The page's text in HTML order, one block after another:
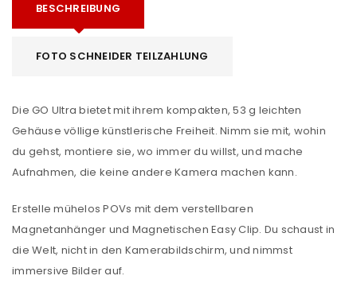
BESCHREIBUNG
FOTO SCHNEIDER TEILZAHLUNG
Die GO Ultra bietet mit ihrem kompakten, 53 g leichten
Gehäuse völlige künstlerische Freiheit. Nimm sie mit, wohin
du gehst, montiere sie, wo immer du willst, und mache
Aufnahmen, die keine andere Kamera machen kann.
Erstelle mühelos POVs mit dem verstellbaren
Magnetanhänger und Magnetischen Easy Clip. Du schaust in
die Welt, nicht in den Kamerabildschirm, und nimmst
immersive Bilder auf.